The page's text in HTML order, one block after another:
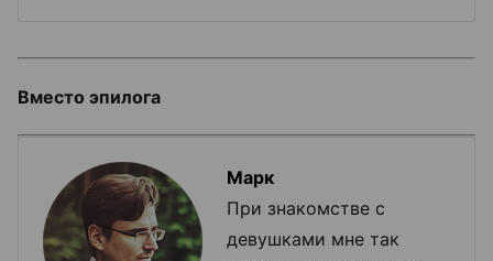
Вместо эпилога
Марк
При знакомстве с
девушками мне так